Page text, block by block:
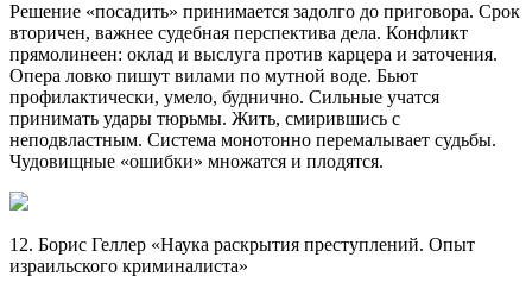
Решение «посадить» принимается задолго до приговора. Срок
вторичен, важнее судебная перспектива дела. Конфликт
прямолинеен: оклад и выслуга против карцера и заточения.
Опера ловко пишут вилами по мутной воде. Бьют
профилактически, умело, буднично. Сильные учатся
принимать удары тюрьмы. Жить, смирившись с
неподвластным. Система монотонно перемалывает судьбы.
Чудовищные «ошибки» множатся и плодятся.
12. Борис Геллер «Наука раскрытия преступлений. Опыт
израильского криминалиста»